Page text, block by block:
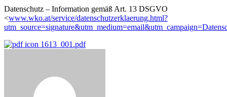
Datenschutz – Information gemäß Art. 13 DSGVO
<www.wko.at/service/datenschutzerklaerung.html?
1613_001.pdf